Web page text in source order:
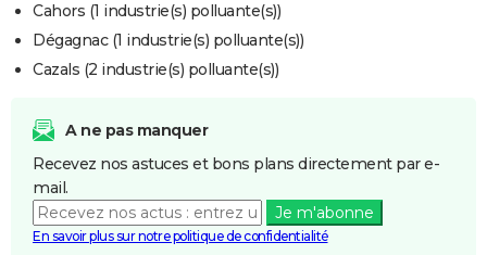
Cahors (1 industrie(s) polluante(s))
Dégagnac (1 industrie(s) polluante(s))
Cazals (2 industrie(s) polluante(s))
A ne pas manquer
Recevez nos astuces et bons plans directement par e-
mail.
Je m'abonne
En savoir plus sur notre politique de confidentialité